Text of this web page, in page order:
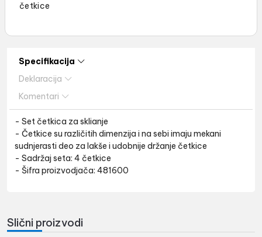
četkice
Specifikacija
Deklaracija
Komentari
- Set četkica za sklianje
- Četkice su različitih dimenzija i na sebi imaju mekani
sudnjerasti deo za lakše i udobnije držanje četkice
- Sadržaj seta: 4 četkice
- Šifra proizvodjača: 481600
Slični proizvodi